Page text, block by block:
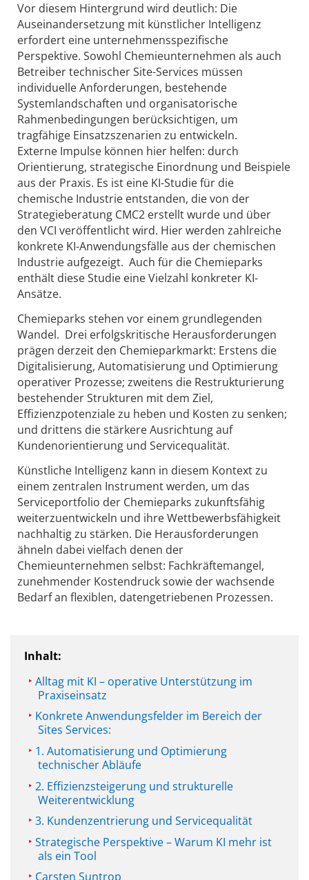
Vor diesem Hintergrund wird deutlich: Die
Auseinandersetzung mit künstlicher Intelligenz
erfordert eine unternehmensspezifische
Perspektive. Sowohl Chemieunternehmen als auch
Betreiber technischer Site-Services müssen
individuelle Anforderungen, bestehende
Systemlandschaften und organisatorische
Rahmenbedingungen berücksichtigen, um
tragfähige Einsatzszenarien zu entwickeln.
Externe Impulse können hier helfen: durch
Orientierung, strategische Einordnung und Beispiele
aus der Praxis. Es ist eine KI-Studie für die
chemische Industrie entstanden, die von der
Strategieberatung CMC2 erstellt wurde und über
den VCI veröffentlicht wird. Hier werden zahlreiche
konkrete KI-Anwendungsfälle aus der chemischen
Industrie aufgezeigt. Auch für die Chemieparks
enthält diese Studie eine Vielzahl konkreter KI-
Ansätze.
Chemieparks stehen vor einem grundlegenden
Wandel. Drei erfolgskritische Herausforderungen
prägen derzeit den Chemieparkmarkt: Erstens die
Digitalisierung, Automatisierung und Optimierung
operativer Prozesse; zweitens die Restrukturierung
bestehender Strukturen mit dem Ziel,
Effizienzpotenziale zu heben und Kosten zu senken;
und drittens die stärkere Ausrichtung auf
Kundenorientierung und Servicequalität.
Künstliche Intelligenz kann in diesem Kontext zu
einem zentralen In­­strument werden, um das
Serviceportfolio der Chemieparks zukunftsfähig
weiterzuentwickeln und ihre Wettbewerbsfähigkeit
nachhaltig zu stärken. Die Herausforderungen
ähneln dabei vielfach denen der
Chemieunternehmen selbst: Fachkräftemangel,
zunehmender Kostendruck sowie der wachsende
Bedarf an flexiblen, datengetriebenen Prozessen.
Inhalt:
Alltag mit KI – operative Unterstützung im
Praxiseinsatz
Konkrete Anwendungsfelder im Bereich der
Sites Services:
1. Automatisierung und Optimierung
technischer Abläufe
2. Effizienzsteigerung und strukturelle
Weiterentwicklung
3. Kundenzentrierung und Servicequalität
Strategische Perspektive – Warum KI mehr ist
als ein Tool
Carsten Suntrop